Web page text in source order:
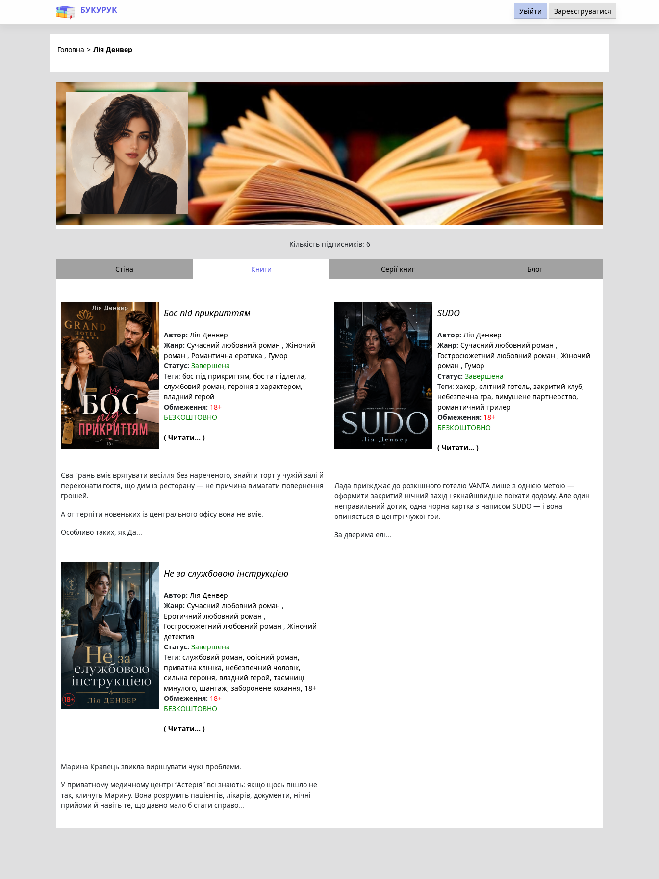
БУКУРУК Увійти Зареєструватися
Головна > Лія Денвер
Кількість підписників: 6
Стіна Книги Серії книг Блог
Бос під прикриттям
Автор: Лія Денвер
Жанр: Сучасний любовний роман , Жіночий
роман , Романтична еротика , Гумор
Статус: Завершена
Теги: бос під прикриттям, бос та підлегла,
службовий роман, героїня з характером,
владний герой
Обмеження: 18+
БЕЗКОШТОВНО
( Читати... )
Єва Грань вміє врятувати весілля без нареченого, знайти торт у чужій залі й
переконати гостя, що дим із ресторану — не причина вимагати повернення
грошей.
А от терпіти новеньких із центрального офісу вона не вміє.
Особливо таких, як Да...
SUDO
Автор: Лія Денвер
Жанр: Сучасний любовний роман ,
Гостросюжетний любовний роман , Жіночий
роман , Гумор
Статус: Завершена
Теги: хакер, елітний готель, закритий клуб,
небезпечна гра, вимушене партнерство,
романтичний трилер
Обмеження: 18+
БЕЗКОШТОВНО
( Читати... )
Лада приїжджає до розкішного готелю VANTA лише з однією метою —
оформити закритий нічний захід і якнайшвидше поїхати додому. Але один
неправильний дотик, одна чорна картка з написом SUDO — і вона
опиняється в центрі чужої гри.
За дверима елі...
Не за службовою інструкцією
Автор: Лія Денвер
Жанр: Сучасний любовний роман ,
Еротичний любовний роман ,
Гостросюжетний любовний роман , Жіночий
детектив
Статус: Завершена
Теги: службовий роман, офісний роман,
приватна клініка, небезпечний чоловік,
сильна героїня, владний герой, таємниці
минулого, шантаж, заборонене кохання, 18+
Обмеження: 18+
БЕЗКОШТОВНО
( Читати... )
Марина Кравець звикла вирішувати чужі проблеми.
У приватному медичному центрі “Астерія” всі знають: якщо щось пішло не
так, кличуть Марину. Вона розрулить пацієнтів, лікарів, документи, нічні
прийоми й навіть те, що давно мало б стати справо...